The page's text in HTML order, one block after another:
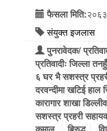
फैसला मिति:
संयुक्त इजलास
पुनरावेदक/
प्रतिवादीः जिल्ला
६ घर भै सशस्त्र
दरवन्दीमा खटिई हाल
कारागार शाखा
सशस्त्र प्रहरी